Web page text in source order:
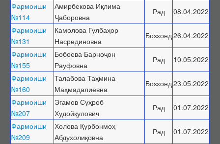
Фармоиши
№114
Амирбекова Иқлима
Ҷаборовна
Рад
08.04.2022
Фармоиши
№131
Камолова Гулбаҳор
Насрединовна
Бозхонд 26.04.2022
Фармоиши
№155
Бобоева Барноҷон
Рауфовна
Рад
10.05.2022
Фармоиши
№160
Талабова Таҳмина
Маҳмадалиевна
Бозхонд 23.05.2022
Фармоиши
№207
Эгамов Суҳроб
Худойқулович
Рад
01.07.2022
Фармоиши
№209
Холова Қурбонмоҳ
Абдухолиқовна
Рад
01.07.2022